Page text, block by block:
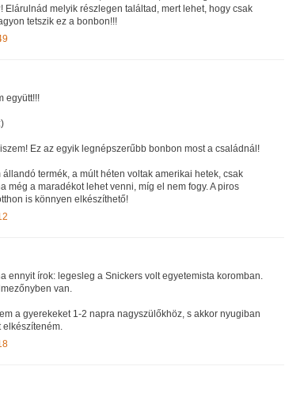
Elárulnád melyik részlegen találtad, mert lehet, hogy csak
tetszik ez a bonbon!!!
együtt!!!
Ez az egyik legnépszerűbb bonbon most a családnál!
állandó termék, a múlt héten voltak amerikai hetek, csak
még a maradékot lehet venni, míg el nem fogy. A piros
is könnyen elkészíthető!
ennyit írok: legesleg a Snickers volt egyetemista koromban.
van.
a gyerekeket 1-2 napra nagyszülőkhöz, s akkor nyugiban
elkészíteném.